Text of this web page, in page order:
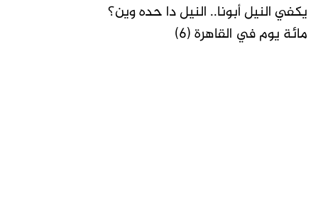
يكفي النيل أبونا.. النيل دا حده وين؟
مائة يوم في القاهرة (٦)